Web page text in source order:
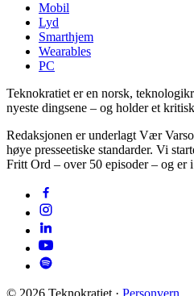
Mobil
Lyd
Smarthjem
Wearables
PC
Teknokratiet er en norsk,
nyeste dingsene – og holder et
Redaksjonen er underlagt Vær
høye presseetiske standarder. Vi
Fritt Ord – over 50 episoder – og er
© 2026 Teknokratiet · Personvern